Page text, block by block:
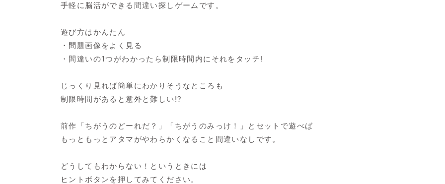
手軽に脳活ができる間違い探しゲームです。
遊び方はかんたん
・問題画像をよく見る
・間違いの1つがわかったら制限時間内にそれをタッチ!
じっくり見れば簡単にわかりそうなところも
制限時間があると意外と難しい!?
前作「ちがうのどーれだ？」「ちがうのみっけ！」とセットで遊べば
もっともっとアタマがやわらかくなること間違いなしです。
どうしてもわからない！というときには
ヒントボタンを押してみてください。